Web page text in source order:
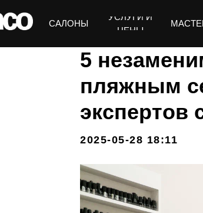
УСЛУГИ И
ЦЕНЫ
САЛОНЫ
подбор ухода
5
пляжным
экспертов
2025-05-28 18:11